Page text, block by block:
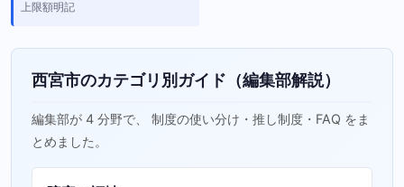
上限額明記
西宮市のカテゴリ別ガイド（編集部解説）
編集部が 4 分野で、 制度の使い分け・推し制度・FAQ をま
とめました。